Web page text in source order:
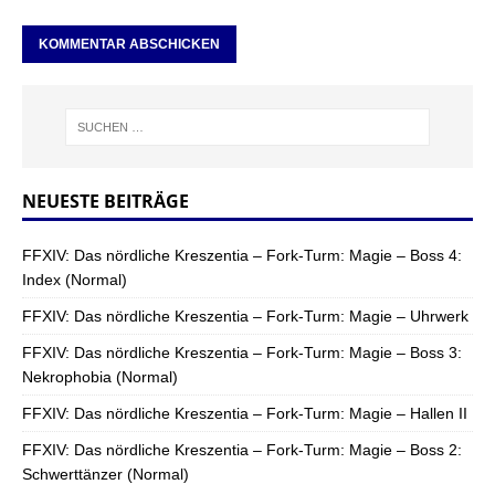
NEUESTE BEITRÄGE
FFXIV: Das nördliche Kreszentia – Fork-Turm: Magie – Boss 4:
Index (Normal)
FFXIV: Das nördliche Kreszentia – Fork-Turm: Magie – Uhrwerk
FFXIV: Das nördliche Kreszentia – Fork-Turm: Magie – Boss 3:
Nekrophobia (Normal)
FFXIV: Das nördliche Kreszentia – Fork-Turm: Magie – Hallen II
FFXIV: Das nördliche Kreszentia – Fork-Turm: Magie – Boss 2:
Schwerttänzer (Normal)